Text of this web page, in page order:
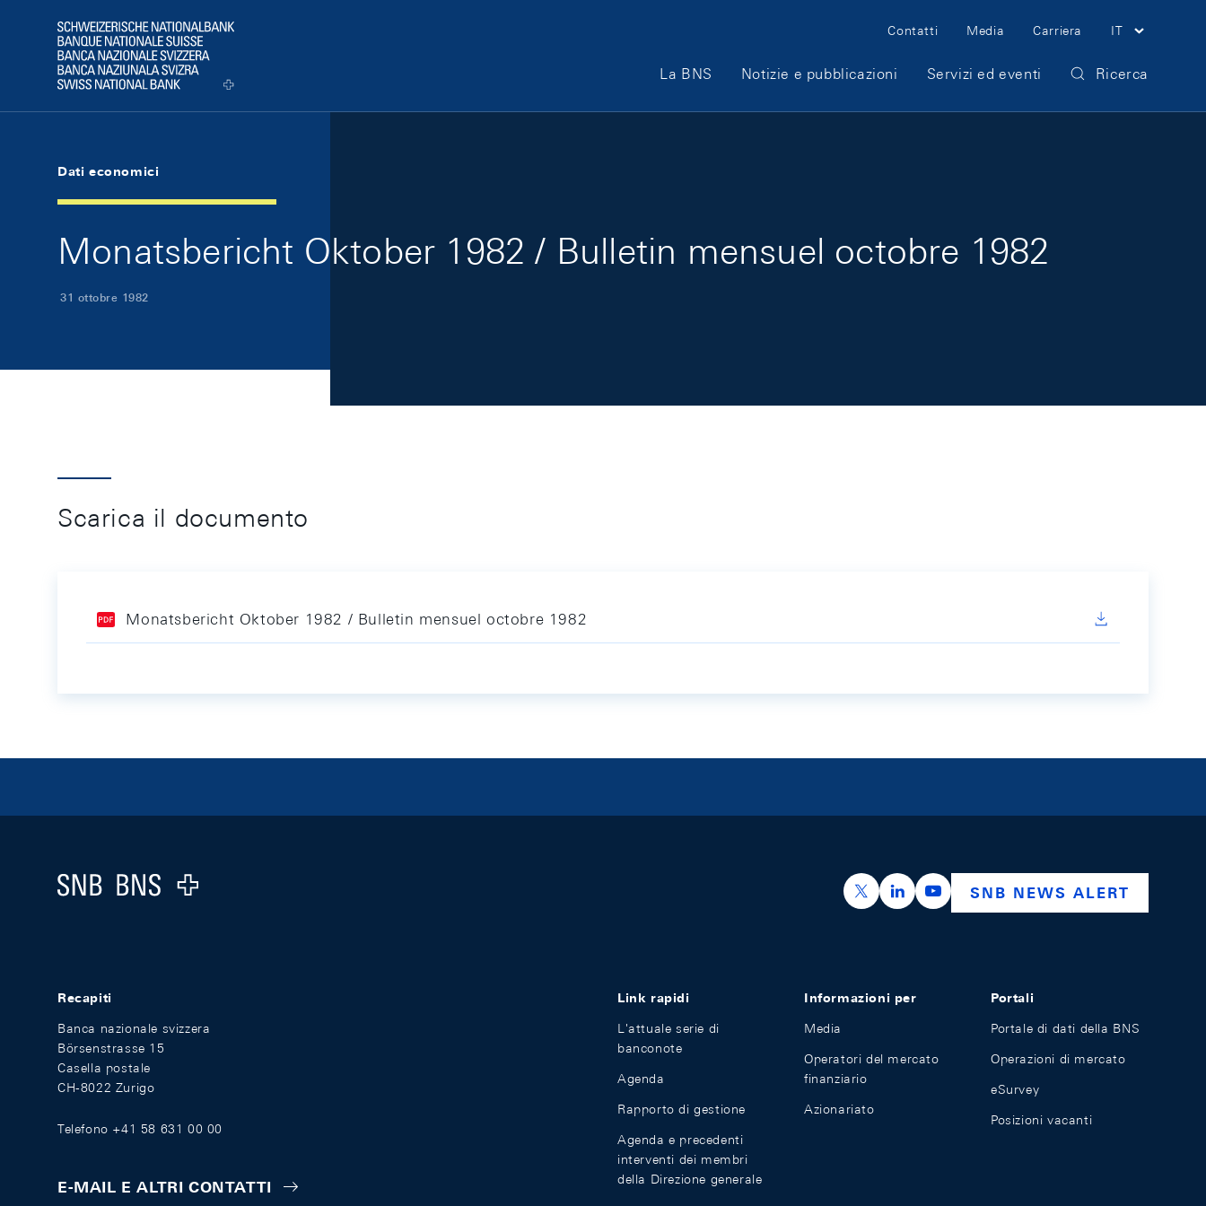
Logo
Meta Navigation
Contatti Media Carriera IT
Main Navigation
La BNS Notizie e pubblicazioni Servizi ed eventi Ricerca
Dati economici
Monatsbericht Oktober 1982 / Bulletin mensuel octobre 1982
31 ottobre 1982
Scarica il documento
Monatsbericht Oktober 1982 / Bulletin mensuel octobre 1982
Logo
https://x.com/snb_bns
https://ch.linkedin.com/company/swiss-
https://www.youtube.com/
SNB NEWS ALERT
Recapiti
Banca nazionale svizzera
Börsenstrasse 15
Casella postale
CH-8022 Zurigo
Telefono +41 58 631 00 00
E-MAIL E ALTRI CONTATTI
Link rapidi
L'attuale serie di
banconote
Agenda
Rapporto di gestione
Agenda e precedenti
interventi dei membri
della Direzione generale
Informazioni per
Media
Operatori del mercato
finanziario
Azionariato
Portali
Portale di dati della BNS
Operazioni di mercato
eSurvey
Posizioni vacanti